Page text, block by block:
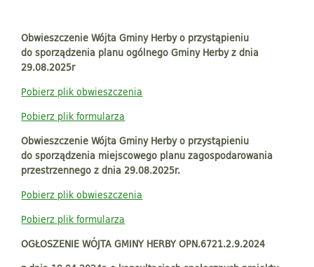
Obwieszczenie Wójta Gminy Herby o przystąpieniu
do sporządzenia planu ogólnego Gminy Herby z dnia
29.08.2025r
Pobierz plik obwieszczenia
Pobierz plik formularza
Obwieszczenie Wójta Gminy Herby o przystąpieniu
do sporządzenia miejscowego planu zagospodarowania
przestrzennego z dnia 29.08.2025r.
Pobierz plik obwieszczenia
Pobierz plik formularza
OGŁOSZENIE WÓJTA GMINY HERBY OPN.6721.2.9.2024